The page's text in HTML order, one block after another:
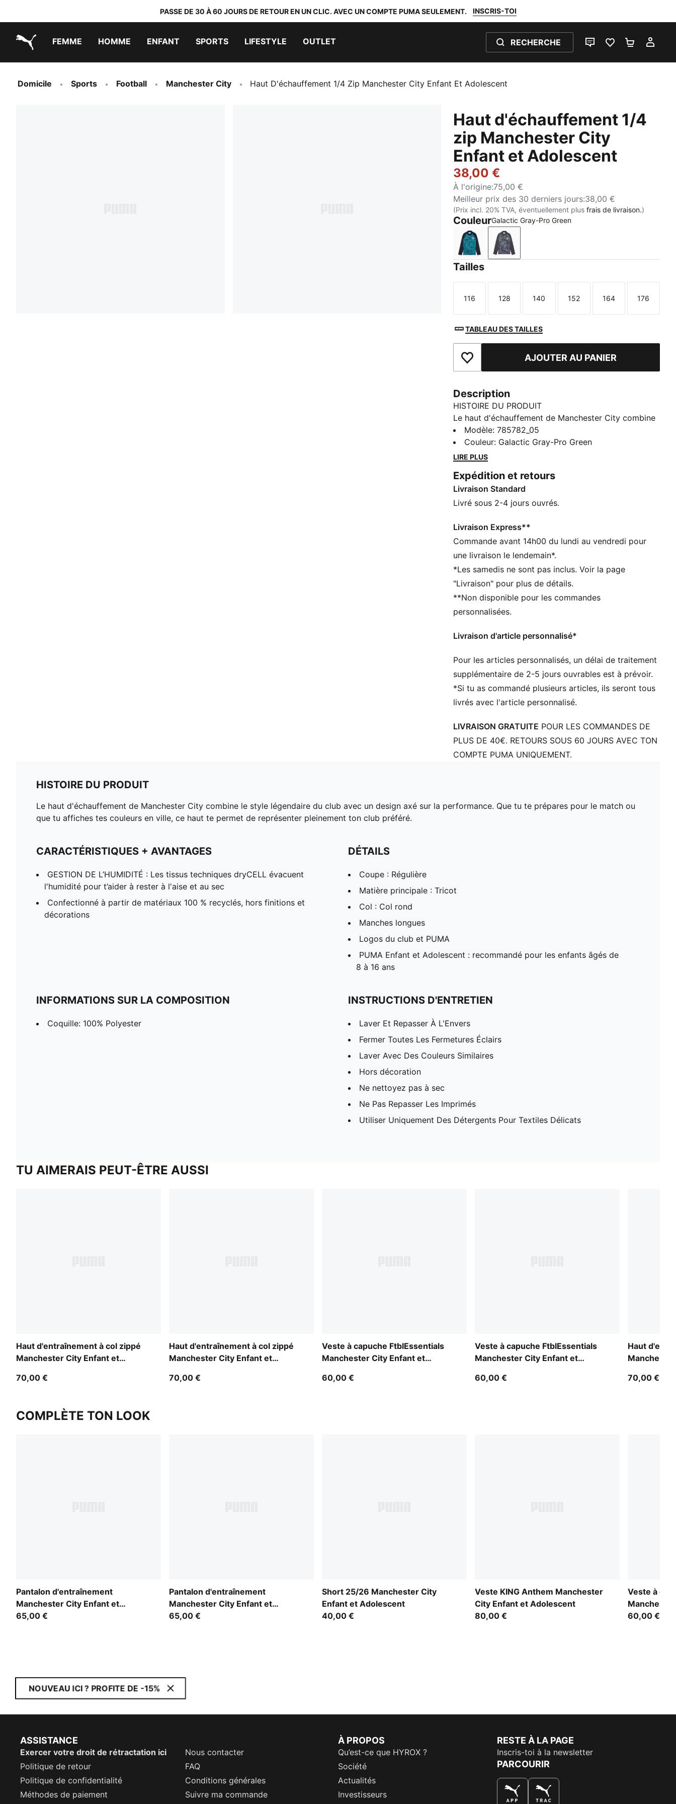
PASSE DE 30 À 60 JOURS DE RETOUR EN UN CLIC. AVEC UN COMPTE PUMA SEULEMENT. INSCRIS-TOI
FEMME HOMME ENFANT SPORTS LIFESTYLE OUTLET RECHERCHE
LIVE CHATFAVORIS 0PANIER 0
Domicile Sports Football Manchester City Haut D'échauffement 1/4 Zip Manchester City Enfant Et Adolescent
Haut d'échauffement 1/4
zip Manchester City
Enfant et Adolescent
38,00 €
À l'origine:75,00 €
Meilleur prix des 30 derniers jours:38,00 €
(Prix incl. 20% TVA, éventuellement plusfrais de livraison.)
CouleurGalactic Gray-Pro Green
Deep Navy-Tropical Blue
Galactic Gray-Pro Green
Tailles
Taille
116
Taille
128
Taille
140
Taille
152
Taille
164
Taille
176
TABLEAU DES TAILLES
Ajouter aux favorisAJOUTER AU PANIER
Description
HISTOIRE DU PRODUIT
Le haut d'échauffement de Manchester City combine
le style légendaire du club avec un design axé sur la
performance. Que tu te prépares pour le match ou
que tu affiches tes couleurs en ville, ce haut te
CARACTÉRISTIQUES + AVANTAGES
GESTION DE L’HUMIDITÉ : Les tissus techniques
dryCELL évacuent l'humidité pour t’aider à rester à
Confectionné à partir de matériaux 100 % recyclés,
hors finitions et décorations
DÉTAILS
Matière principale : Tricot
Col : Col rond
Manches longues
Logos du club et PUMA
enfants âgés de 8 à 16 ans
Modèle:785782_05
Couleur: Galactic Gray-Pro Green
LIRE PLUS
Expédition et retours
Livraison Standard
Livré sous 2-4 jours ouvrés.
Livraison Express**
Commande avant 14h00 du lundi au vendredi pour
une livraison le lendemain*.
*Les samedis ne sont pas inclus. Voir la page
"Livraison" pour plus de détails.
**Non disponible pour les commandes
personnalisées.
Livraison d'article personnalisé*
Pour les articles personnalisés, un délai de traitement
supplémentaire de 2-5 jours ouvrables est à prévoir.
*Si tu as commandé plusieurs articles, ils seront tous
livrés avec l'article personnalisé.
LIVRAISON GRATUITE POUR LES COMMANDES DE
PLUS DE 40€. RETOURS SOUS 60 JOURS AVEC TON
COMPTE PUMA UNIQUEMENT.
HISTOIRE DU PRODUIT
Le haut d'échauffement de Manchester City combine le style légendaire du club avec un design axé sur la performance. Que tu te prépares pour le match ou
que tu affiches tes couleurs en ville, ce haut te permet de représenter pleinement ton club préféré.
CARACTÉRISTIQUES + AVANTAGES
GESTION DE L’HUMIDITÉ : Les tissus techniques dryCELL évacuent
l'humidité pour t’aider à rester à l'aise et au sec
Confectionné à partir de matériaux 100 % recyclés, hors finitions et
décorations
DÉTAILS
Coupe : Régulière
Matière principale : Tricot
Col : Col rond
Manches longues
Logos du club et PUMA
PUMA Enfant et Adolescent : recommandé pour les enfants âgés de
8 à 16 ans
INFORMATIONS SUR LA COMPOSITION
Coquille: 100% Polyester
INSTRUCTIONS D'ENTRETIEN
Laver Et Repasser À L'Envers
Fermer Toutes Les Fermetures Éclairs
Laver Avec Des Couleurs Similaires
Hors décoration
Ne nettoyez pas à sec
Ne Pas Repasser Les Imprimés
Utiliser Uniquement Des Détergents Pour Textiles Délicats
TU AIMERAIS PEUT-ÊTRE AUSSI
Haut d'entraînement à col zippé
Manchester City Enfant et
70,00 €
Haut d'entraînement à col zippé
Manchester City Enfant et
70,00 €
Veste à capuche FtblEssentials
Manchester City Enfant et
60,00 €
Veste à capuche FtblEssentials
Manchester City Enfant et
60,00 €
Haut
70,00 €
COMPLÈTE TON LOOK
Pantalon d'entraînement
Manchester City Enfant et
Adolescent
65,00 €
Pantalon d'entraînement
Manchester City Enfant et
Adolescent
65,00 €
Short 25/26 Manchester City
Enfant et Adolescent
40,00 €
Veste KING Anthem Manchester
City Enfant et Adolescent
80,00 €
Veste à
Adolescent
60,00 €
NOUVEAU ICI ? PROFITE DE -15%
ASSISTANCE
Exercer votre droit de rétractation ici
Nous contacter
Politique de retour
FAQ
Politique de confidentialité
Conditions générales
Méthodes de paiement
Suivre ma commande
À PROPOS
Qu’est-ce que HYROX ?
Société
Actualités
Investisseurs
RESTE À LA PAGE
Inscris-toi à la newsletter
PARCOURIR